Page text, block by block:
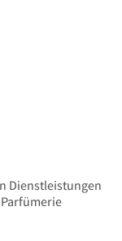
Dienstleistungen